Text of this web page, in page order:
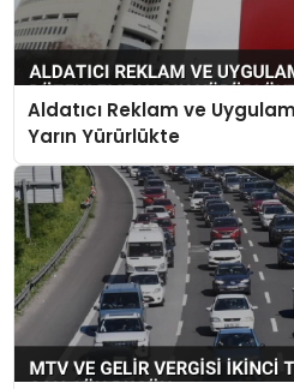
Aldatıcı Reklam ve
Yarın Yürürlükte